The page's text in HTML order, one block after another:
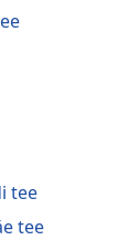
tee
tee